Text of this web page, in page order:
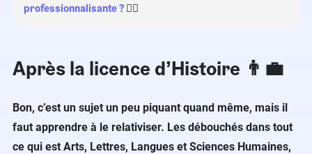
professionnalisante ? 🏋️‍♂️
Après la licence d’Histoire 👨‍💼
Bon, c’est un sujet un peu piquant quand même, mais il
faut apprendre à le relativiser. Les débouchés dans tout
ce qui est Arts, Lettres, Langues et Sciences Humaines,